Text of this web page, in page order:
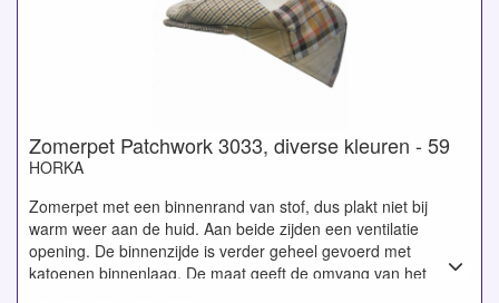
Zomerpet Patchwork 3033, diverse kleuren - 59
HORKA
Zomerpet met een binnenrand van stof, dus plakt niet bij
warm weer aan de huid. Aan beide zijden een ventilatie
opening. De binnenzijde is verder geheel gevoerd met
katoenen binnenlaag. De maat geeft de omvang van het